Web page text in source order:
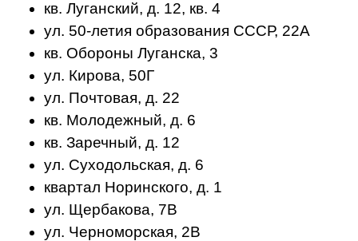
кв. Луганский, д. 12, кв. 4
ул. 50-летия образования СССР, 22А
кв. Обороны Луганска, 3
ул. Кирова, 50Г
ул. Почтовая, д. 22
кв. Молодежный, д. 6
кв. Заречный, д. 12
ул. Суходольская, д. 6
квартал Норинского, д. 1
ул. Щербакова, 7В
ул. Черноморская, 2В